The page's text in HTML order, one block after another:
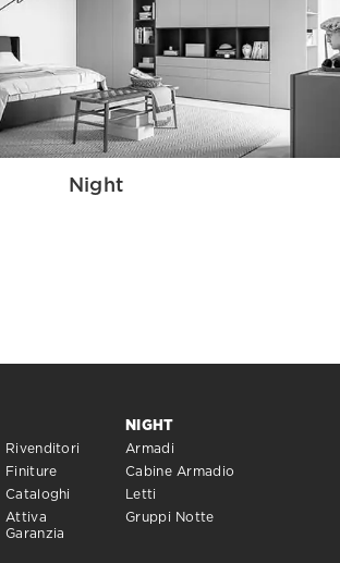
Night
Rivenditori
Finiture
Cataloghi
Attiva
Garanzia
NIGHT
Armadi
Cabine Armadio
Letti
Gruppi Notte